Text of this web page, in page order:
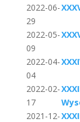
2022-06-
29
2022-05-
09
2022-04-
04
2022-02-
17
2021-12-